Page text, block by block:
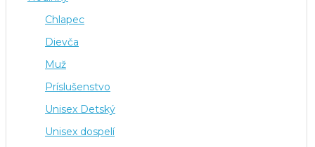
Chlapec
Dievča
Muž
Príslušenstvo
Unisex Detský
Unisex dospelí